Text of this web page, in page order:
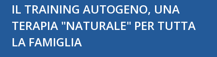
IL TRAINING AUTOGENO, UNA
TERAPIA "NATURALE" PER TUTTA
LA FAMIGLIA